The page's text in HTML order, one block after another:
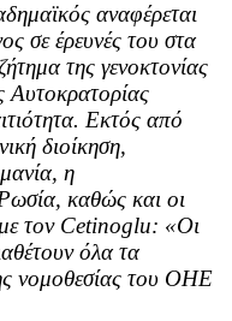
αναφέρεται
σε έρευνές του στα
της γενοκτονίας
Αυτοκρατορίας
Εκτός από
διοίκηση,
η
καθώς και οι
τον Cetinoglu: «Οι
όλα τα
νομοθεσίας του ΟΗΕ